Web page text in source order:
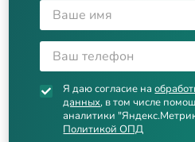
Я даю согласие на
данных, в том числе
аналитики
Политикой ОПД